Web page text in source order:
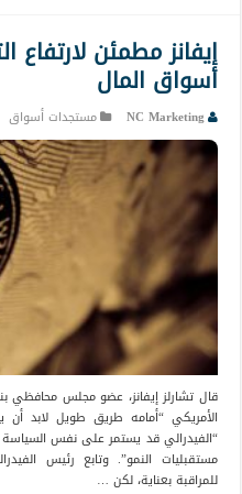
إيفانز مطمئن لارتفاع
أسواق المال
NC Marketing مستجدات أسواق
قال تشارلز إيفانز، عضو مجلس محافظي بنك
الأمريكي “أمامه طريق طويل لابد
“الفيدرالي قد يستمر على نفس السياسة
مستقبليات النمو”. وتابع رئيس
للمراقبة بعناية، لكن …